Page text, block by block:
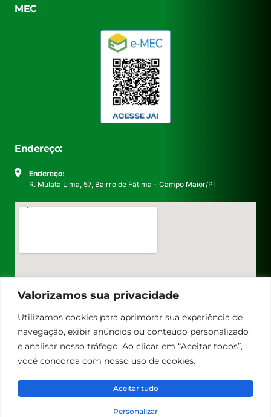
Valorizamos sua privacidade
Utilizamos cookies para aprimorar sua experiência de
navegação, exibir anúncios ou conteúdo personalizado
e analisar nosso tráfego. Ao clicar em “Aceitar todos”,
você concorda com nosso uso de cookies.
Personalizar
Aceitar tudo
MEC
Endereço:
Endereço:
R. Mulata Lima, 57, Bairro de Fátima - Campo Maior/PI
© Facapi 2023. Todos os direitos reservados.